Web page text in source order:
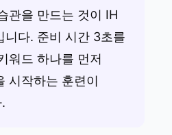
관을 만드는 것이 IH
니다. 준비 시간 3초를
워드 하나를 먼저
시작하는 훈련이